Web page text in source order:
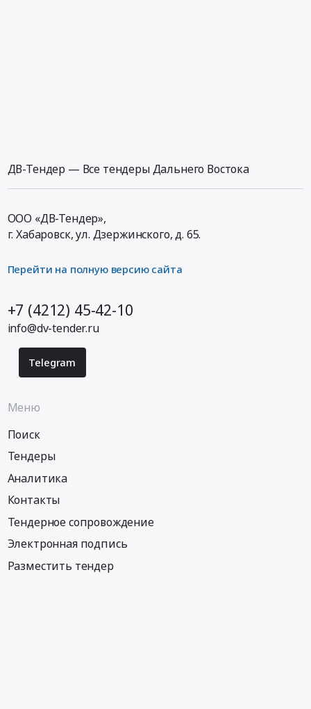
ДВ-Тендер — Все тендеры Дальнего Востока
ООО «ДВ-Тендер»,
г. Хабаровск,ул. Дзержинского, д. 65.
Перейти на полную версию сайта
+7 (4212) 45-42-10
info@dv-tender.ru
Telegram
Меню
Поиск
Тендеры
Аналитика
Контакты
Тендерное сопровождение
Электронная подпись
Разместить тендер